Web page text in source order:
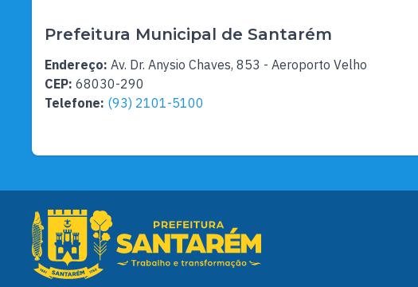
Prefeitura Municipal de Santarém
Endereço: Av. Dr. Anysio Chaves, 853 - Aeroporto Velho
CEP: 68030-290
Telefone: (93) 2101-5100